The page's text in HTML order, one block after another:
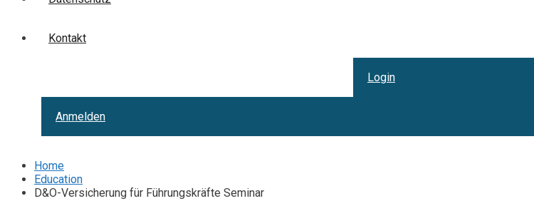
Kontakt
Login
Anmelden
Home
Education
D&O-Versicherung für Führungskräfte Seminar